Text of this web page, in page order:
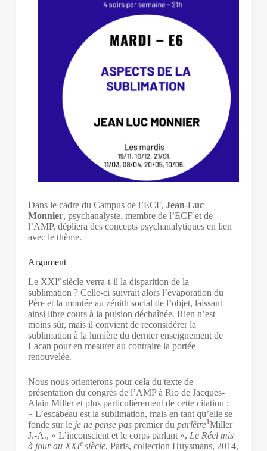
Dans le cadre du Campus de l’ECF, Jean-Luc
Monnier, psychanalyste, membre de l’ECF et de
l’AMP, dépliera des concepts psychanalytiques en lien
avec le thème.
Argument
Le XXIe siècle verra-t-il la disparition de la
sublimation ? Celle-ci suivrait alors l’évaporation du
Père et la montée au zénith social de l’objet, laissant
ainsi libre cours à la pulsion déchaînée. Rien n’est
moins sûr, mais il convient de reconsidérer la
sublimation à la lumière du dernier enseignement de
Lacan pour en mesurer au contraire la portée
renouvelée.
Nous nous orienterons pour cela du texte de
présentation du congrès de l’AMP à Rio de Jacques-
Alain Miller et plus particulièrement de cette citation :
« L’escabeau est la sublimation, mais en tant qu’elle se
fonde sur le je ne pense paspremier du parlêtre1Miller
J.-A., « L’inconscient et le corps parlant », Le Réel mis
à jour au XXIe siècle, Paris, collection Huysmans, 2014,